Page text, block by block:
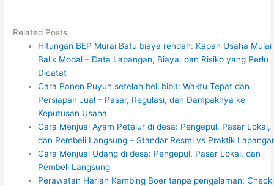
Related Posts
Hitungan BEP Murai Batu biaya rendah: Kapan Usaha Mulai
Balik Modal – Data Lapangan, Biaya, dan Risiko yang Perlu
Dicatat
Cara Panen Puyuh setelah beli bibit: Waktu Tepat dan
Persiapan Jual – Pasar, Regulasi, dan Dampaknya ke
Keputusan Usaha
Cara Menjual Ayam Petelur di desa: Pengepul, Pasar Lokal,
dan Pembeli Langsung – Standar Resmi vs Praktik
Cara Menjual Udang di desa: Pengepul, Pasar Lokal, dan
Pembeli Langsung
Perawatan Harian Kambing Boer tanpa pengalaman: